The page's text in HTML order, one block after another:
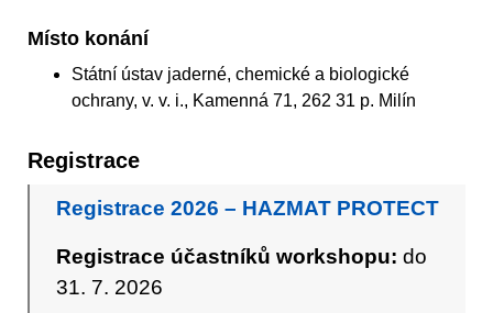
Místo konání
Státní ústav jaderné, chemické a biologické
ochrany, v. v. i., Kamenná 71, 262 31 p. Milín
Registrace
Registrace 2026 – HAZMAT PROTECT
Registrace účastníků workshopu:do
31. 7. 2026